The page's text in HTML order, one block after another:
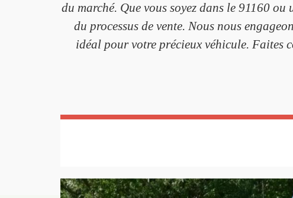
du marché. Que vous soyez dans le 91160
du processus de vente. Nous nous
idéal pour votre précieux véhicule. Faites